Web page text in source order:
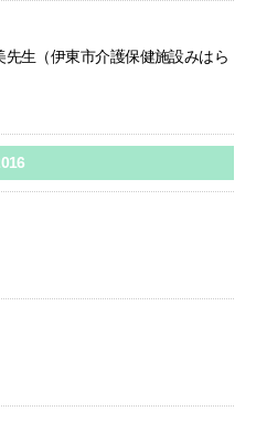
生（伊東市介護保健施設みはら